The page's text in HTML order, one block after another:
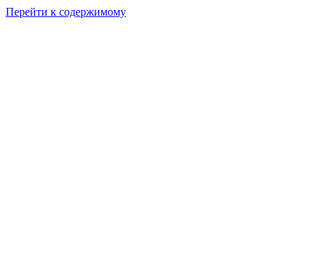
Перейти к содержимому